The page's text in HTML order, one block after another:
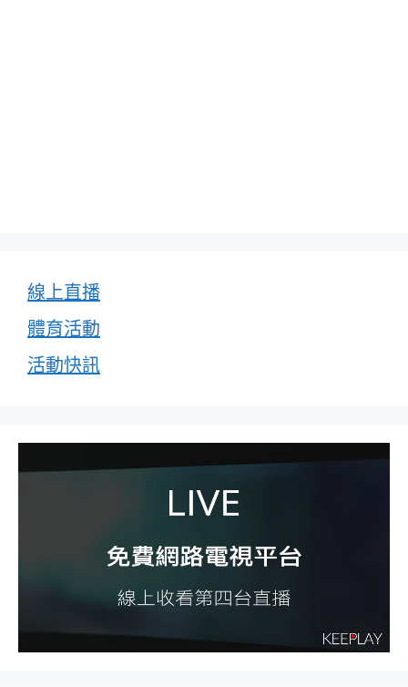
線上直播
體育活動
活動快訊